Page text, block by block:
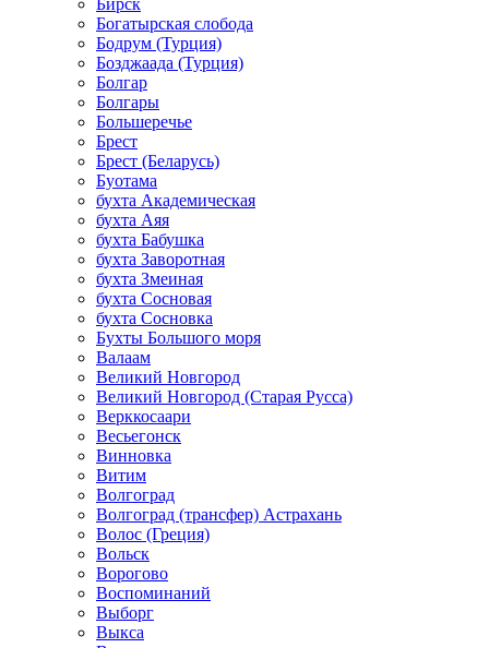
Бирск
Богатырская слобода
Бодрум (Турция)
Бозджаада (Турция)
Болгар
Болгары
Большеречье
Брест
Брест (Беларусь)
Буотама
бухта Академическая
бухта Аяя
бухта Бабушка
бухта Заворотная
бухта Змеиная
бухта Сосновая
бухта Сосновка
Бухты Большого моря
Валаам
Великий Новгород
Великий Новгород (Старая Русса)
Верккосаари
Весьегонск
Винновка
Витим
Волгоград
Волгоград (трансфер) Астрахань
Волос (Греция)
Вольск
Ворогово
Воспоминаний
Выборг
Выкса